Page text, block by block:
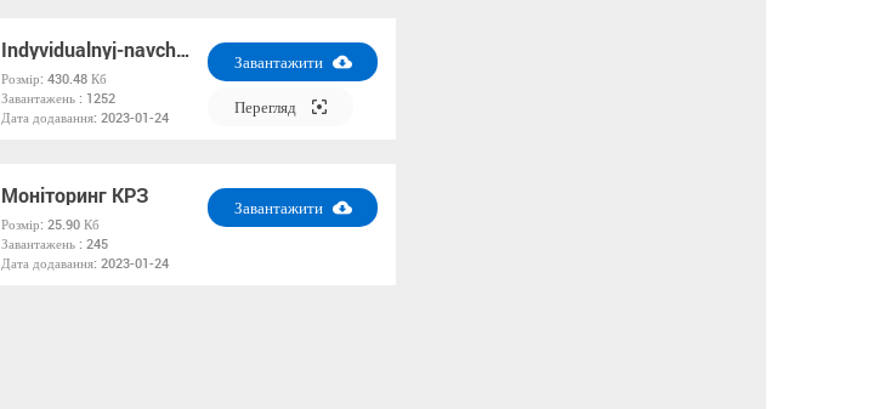
Indyvidualnyj-navchalnyj-plan-dlya-uchnya-z-OOP_-rozroblyayemo-na-raz-dva-Zastupnyk-dyrektora-shkoly-1-Sichen-2021
Розмір: 430.48 Кб
Завантажень : 1252
Дата додавання: 2023-01-24
Завантажити
Перегляд
Моніторинг КРЗ
Розмір: 25.90 Кб
Завантажень : 245
Дата додавання: 2023-01-24
Завантажити